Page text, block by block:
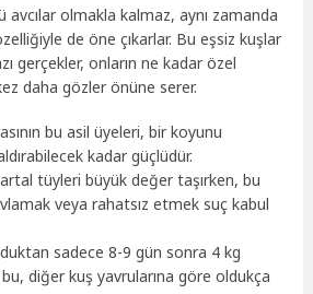
avcılar olmakla kalmaz, aynı zamanda
de öne çıkarlar. Bu eşsiz kuşlar
gerçekler, onların ne kadar özel
daha gözler önüne serer.
bu asil üyeleri, bir koyunu
kadar güçlüdür.
tüyleri büyük değer taşırken, bu
veya rahatsız etmek suç kabul
sadece 8-9 gün sonra 4 kg
bu, diğer kuş yavrularına göre oldukça